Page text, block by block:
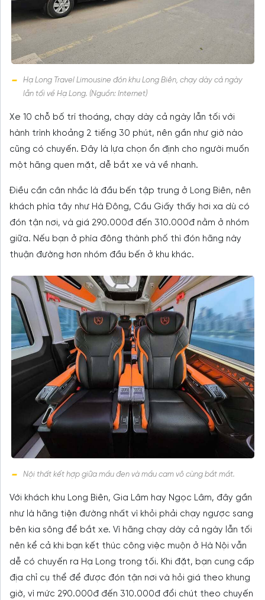
Hạ Long Travel Limousine đón khu Long Biên, chạy dày cả ngày
lẫn tối về Hạ Long. (Nguồn: Internet)
Xe 10 chỗ bố trí thoáng, chạy dày cả ngày lẫn tối với
hành trình khoảng 2 tiếng 30 phút, nên gần như giờ nào
cũng có chuyến. Đây là lựa chọn ổn định cho người muốn
một hãng quen mặt, dễ bắt xe và về nhanh.
Điều cần cân nhắc là đầu bến tập trung ở Long Biên, nên
khách phía tây như Hà Đông, Cầu Giấy thấy hơi xa dù có
đón tận nơi, và giá 290.000đ đến 310.000đ nằm ở nhóm
giữa. Nếu bạn ở phía đông thành phố thì đón hãng này
thuận đường hơn nhóm đầu bến ở khu khác.
Nội thất kết hợp giữa mầu đen và mầu cam vô cùng bắt mắt.
Với khách khu Long Biên, Gia Lâm hay Ngọc Lâm, đây gần
như là hãng tiện đường nhất vì khỏi phải chạy ngược sang
bên kia sông để bắt xe. Vì hãng chạy dày cả ngày lẫn tối
nên kể cả khi bạn kết thúc công việc muộn ở Hà Nội vẫn
dễ có chuyến ra Hạ Long trong tối. Khi đặt, bạn cung cấp
địa chỉ cụ thể để được đón tận nơi và hỏi giá theo khung
giờ, vì mức 290.000đ đến 310.000đ đổi chút theo chuyến